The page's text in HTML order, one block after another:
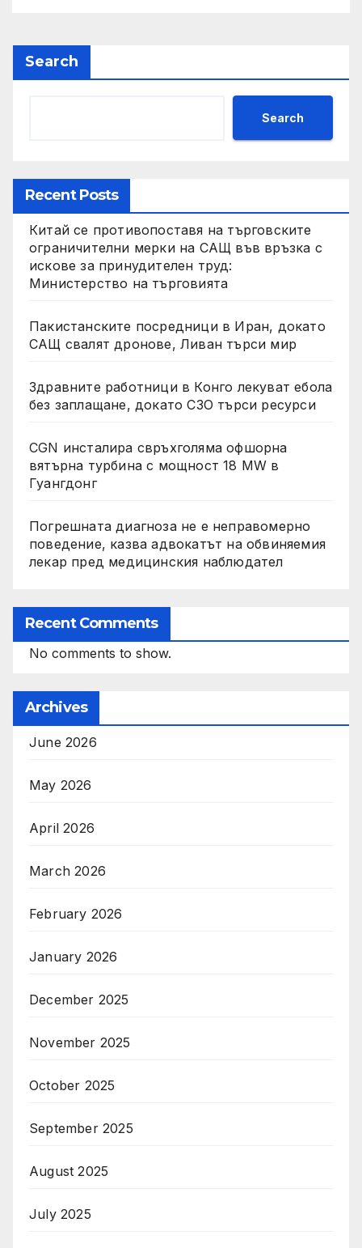
Search
Search
Recent Posts
Китай се противопоставя на търговските
ограничителни мерки на САЩ във връзка с
искове за принудителен труд:
Министерство на търговията
Пакистанските посредници в Иран, докато
САЩ свалят дронове, Ливан търси мир
Здравните работници в Конго лекуват ебола
без заплащане, докато СЗО търси ресурси
CGN инсталира свръхголяма офшорна
вятърна турбина с мощност 18 MW в
Гуангдонг
Погрешната диагноза не е неправомерно
поведение, казва адвокатът на обвиняемия
лекар пред медицинския наблюдател
Recent Comments
No comments to show.
Archives
June 2026
May 2026
April 2026
March 2026
February 2026
January 2026
December 2025
November 2025
October 2025
September 2025
August 2025
July 2025